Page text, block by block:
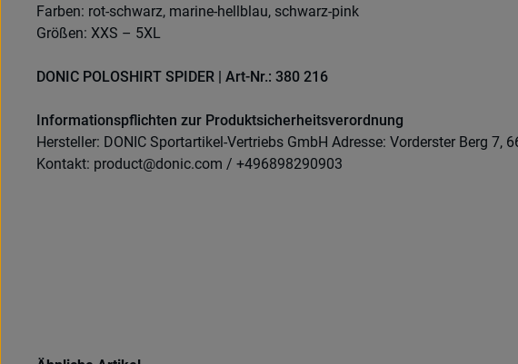
Farben: rot-schwarz, marine-hellblau, schwarz-pink
Größen: XXS – 5XL
DONIC POLOSHIRT SPIDER | Art-Nr.: 380 216
Informationspflichten zur Produktsicherheitsverordnung
Hersteller: DONIC Sportartikel-Vertriebs GmbH Adresse: Vorderster Berg 7,
Kontakt: product@donic.com / +496898290903